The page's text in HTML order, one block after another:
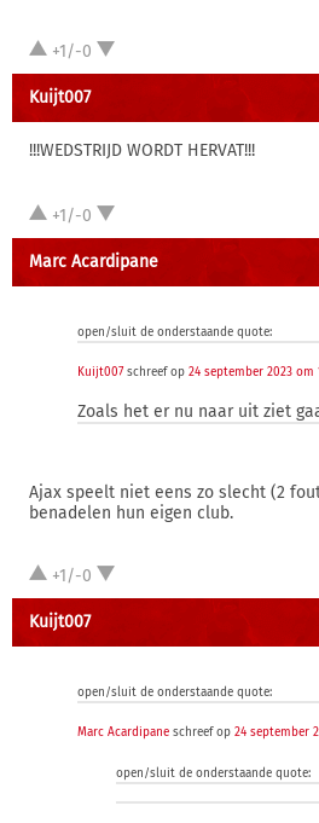
+1/-0
Kuijt007
!!!WEDSTRIJD WORDT HERVAT!!!
+1/-0
Marc Acardipane
open/sluit de onderstaande quote:
Kuijt007schreef op 24 september 2023 om
Zoals het er nu naar uit ziet
Ajax speelt niet eens zo slecht (2
benadelen hun eigen club.
+1/-0
Kuijt007
open/sluit de onderstaande quote:
Marc Acardipane schreef op 24 september
open/sluit de onderstaande quote: